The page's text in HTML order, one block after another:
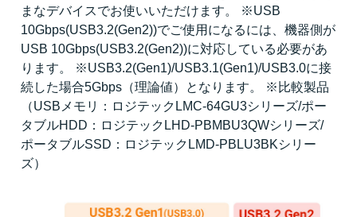
まなデバイスでお使いいただけます。 ※USB
10Gbps(USB3.2(Gen2))でご使用になるには、機器側が
USB 10Gbps(USB3.2(Gen2))に対応している必要があ
ります。 ※USB3.2(Gen1)/USB3.1(Gen1)/USB3.0に接
続した場合5Gbps（理論値）となります。 ※比較製品
（USBメモリ：ロジテックLMC-64GU3シリーズ/ポー
タブルHDD：ロジテックLHD-PBMBU3QWシリーズ/
ポータブルSSD：ロジテックLMD-PBLU3BKシリー
ズ）